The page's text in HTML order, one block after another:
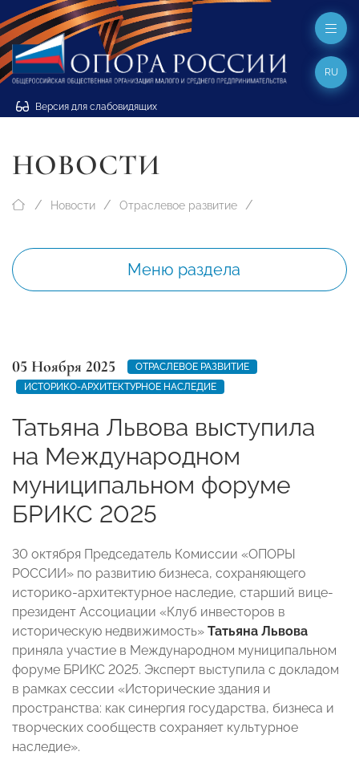
Версия для слабовидящих
RU
НОВОСТИ
Новости Отраслевое развитие
Меню раздела
05 Ноября 2025
ОТРАСЛЕВОЕ РАЗВИТИЕ
ИСТОРИКО-АРХИТЕКТУРНОЕ НАСЛЕДИЕ
Татьяна Львова выступила
на Международном
муниципальном форуме
БРИКС 2025
30 октября Председатель Комиссии «ОПОРЫ
РОССИИ» по развитию бизнеса, сохраняющего
историко-архитектурное наследие, старший вице-
президент Ассоциации «Клуб инвесторов в
историческую недвижимость» Татьяна Львова
приняла участие в Международном муниципальном
форуме БРИКС 2025. Эксперт выступила с докладом
в рамках сессии «Исторические здания и
пространства: как синергия государства, бизнеса и
творческих сообществ сохраняет культурное
наследие».